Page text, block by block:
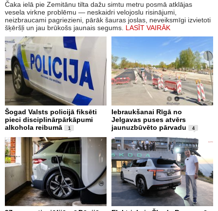
Čaka ielā pie Zemitānu tilta dažu simtu metru posmā atklājas
vesela virkne problēmu — neskaidri velojoslu risinājumi,
neizbraucami pagriezieni, pārāk šauras joslas, neveiksmīgi izvietoti
šķēršļi un jau brūkošs jaunais segums. LASĪT VAIRĀK
Šogad Valsts policijā fiksēti
pieci disciplinārpārkāpumi
alkohola reibumā
1
Iebraukšanai Rīgā no
Jelgavas puses atvērs
jaunuzbūvēto pārvadu
4